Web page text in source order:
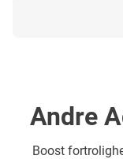
Andre
Boost